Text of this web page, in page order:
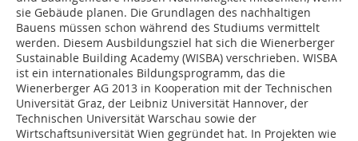
sie Gebäude planen. Die Grundlagen des nachhaltigen
Bauens müssen schon während des Studiums vermittelt
werden. Diesem Ausbildungsziel hat sich die Wienerberger
Sustainable Building Academy (WISBA) verschrieben. WISBA
ist ein internationales Bildungsprogramm, das die
Wienerberger AG 2013 in Kooperation mit der Technischen
Universität Graz, der Leibniz Universität Hannover, der
Technischen Universität Warschau sowie der
Wirtschaftsuniversität Wien gegründet hat. In Projekten wie